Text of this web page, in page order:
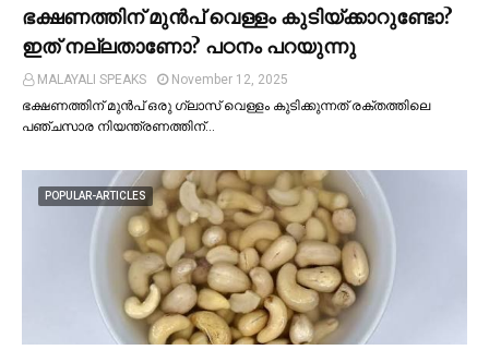
ഭക്ഷണത്തിന് മുന്‍പ് വെള്ളം കുടിയ്ക്കാറുണ്ടോ?
ഇത് നല്ലതാണോ? പഠനം പറയുന്നു
MALAYALI SPEAKS
November 12, 2025
ഭക്ഷണത്തിന് മുന്‍പ് ഒരു ഗ്ലാസ് വെള്ളം കുടിക്കുന്നത് രക്തത്തിലെ
പഞ്ചസാര നിയന്ത്രണത്തിന്…
POPULAR-ARTICLES